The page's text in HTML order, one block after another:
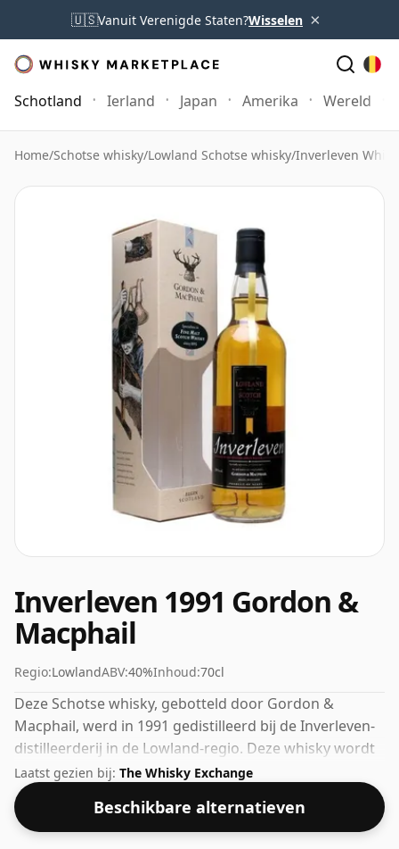
🇺🇸Vanuit Verenigde Staten?Wisselen ×
Schotland Ierland Japan Amerika Wereld
Home/Schotse whisky/Lowland Schotse whisky/Inverleven
Inverleven 1991 Gordon &
Macphail
Regio:LowlandABV:40%Inhoud:70cl
Deze Schotse whisky, gebotteld door Gordon &
Macphail, werd in 1991 gedistilleerd bij de Inverleven-
distilleerderij in de Lowland-regio. Deze whisky wordt
geleverd in een gewone fles van 70 cl en heeft een vrij
normale sterkte van 40%.
Laatst gezien bij: The Whisky Exchange
Beschikbare alternatieven